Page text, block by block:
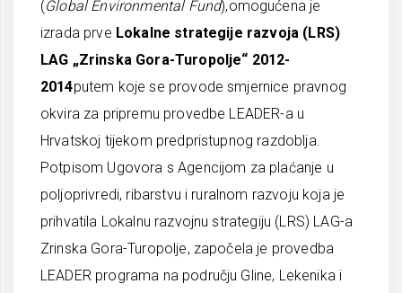
(GlobalEnvironmental Fund),omogućena je
izrada prve Lokalne strategije razvoja (LRS)
LAG „Zrinska Gora-Turopolje“ 2012-
2014putem koje se provode smjernice pravnog
okvira za pripremu provedbe LEADER-a u
Hrvatskoj tijekom predpristupnog razdoblja.
Potpisom Ugovora s Agencijom za plaćanje u
poljoprivredi, ribarstvu i ruralnom razvoju koja je
prihvatila Lokalnu razvojnu strategiju (LRS) LAG-a
Zrinska Gora-Turopolje, započela je provedba
LEADER programa na području Gline, Lekenika i